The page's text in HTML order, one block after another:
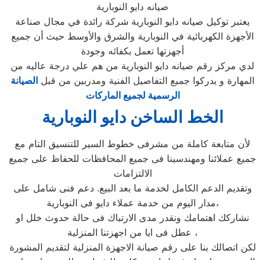
صيانه دايو النوبارية
يعتبر توكيل صيانه دايو النوبارية شركة رائدة في مجال صناعة
الأجهزة الكهربائية في النوبارية والشرق والأوسط حيث أن جميع
أجهزتها تعمل بكفائه وجودة
لدي مركز رقم صيانه دايو النوبارية من هم علي درجة عاليه من
المهارة و يدركوا جميع التفاصيل الفنية ومدربين من قبل الصيانة
الرسمية لجميع الماركات
الخط الساخن دايو النوبارية
لأن متابعة كاملة من مشرفى خطوط السير للتنسيق التام مع
جميع عملائنا ومهندسينا فى جميع المحافظات للحفاظ على جميع
الالتزامات
وتقديم الدعم الكامل لخدمة ما بعد البيع. دعم فنى شامل على
مدار اليوم من خدمة عملاء دايو فى النوبارية،
نشاركك اهتمامك ونقدر مدى الارتباك فى حالة حدوث خلل او
عطل فى ايا من اجهزتنا المنزلية ،
لكن اتصالك بنا على رقم صيانة الاجهزة المنزلية لتقديم المشورة